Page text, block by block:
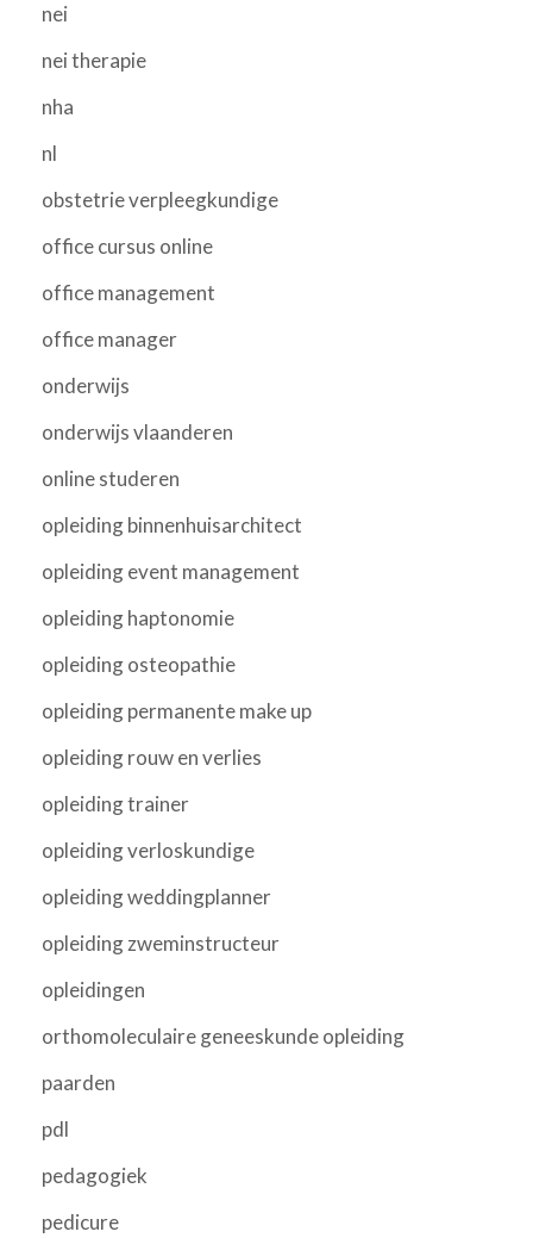
nei
nei therapie
nha
nl
obstetrie verpleegkundige
office cursus online
office management
office manager
onderwijs
onderwijs vlaanderen
online studeren
opleiding binnenhuisarchitect
opleiding event management
opleiding haptonomie
opleiding osteopathie
opleiding permanente make up
opleiding rouw en verlies
opleiding trainer
opleiding verloskundige
opleiding weddingplanner
opleiding zweminstructeur
opleidingen
orthomoleculaire geneeskunde opleiding
paarden
pdl
pedagogiek
pedicure